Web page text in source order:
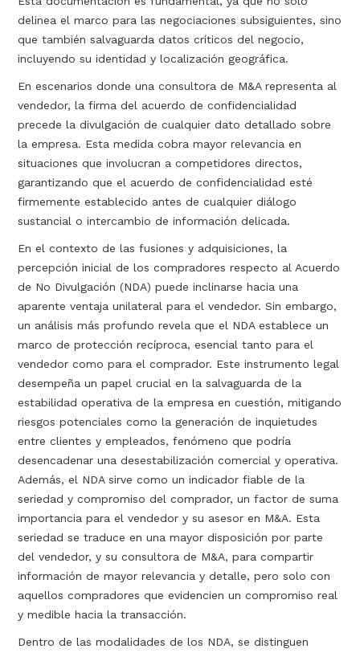
delinea el marco para las negociaciones subsiguientes, sino
que también salvaguarda datos críticos del negocio,
incluyendo su identidad y localización geográfica.
En escenarios donde una consultora de M&A representa al
vendedor, la firma del acuerdo de confidencialidad
precede la divulgación de cualquier dato detallado sobre
la empresa. Esta medida cobra mayor relevancia en
situaciones que involucran a competidores directos,
garantizando que el acuerdo de confidencialidad esté
firmemente establecido antes de cualquier diálogo
sustancial o intercambio de información delicada.
En el contexto de las fusiones y adquisiciones, la
percepción inicial de los compradores respecto al Acuerdo
de No Divulgación (NDA) puede inclinarse hacia una
aparente ventaja unilateral para el vendedor. Sin embargo,
un análisis más profundo revela que el NDA establece un
marco de protección recíproca, esencial tanto para el
vendedor como para el comprador. Este instrumento legal
desempeña un papel crucial en la salvaguarda de la
estabilidad operativa de la empresa en cuestión, mitigando
riesgos potenciales como la generación de inquietudes
entre clientes y empleados, fenómeno que podría
desencadenar una desestabilización comercial y operativa.
Además, el NDA sirve como un indicador fiable de la
seriedad y compromiso del comprador, un factor de suma
importancia para el vendedor y su asesor en M&A. Esta
seriedad se traduce en una mayor disposición por parte
del vendedor, y su consultora de M&A, para compartir
información de mayor relevancia y detalle, pero solo con
aquellos compradores que evidencien un compromiso real
y medible hacia la transacción.
Dentro de las modalidades de los NDA, se distinguen